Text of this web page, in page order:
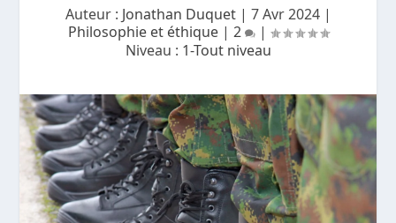
Auteur : Jonathan Duquet| 7 Avr 2024|
Philosophie et éthique| 2
|
Niveau : 1-Tout niveau